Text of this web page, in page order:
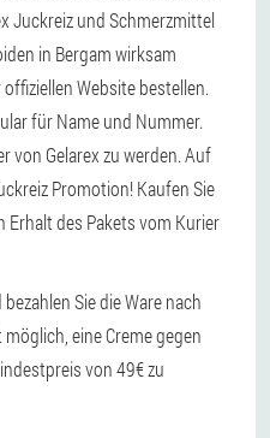
Juckreiz und Schmerzmittel
in Bergam wirksam
Website bestellen.
für Name und Nummer.
von Gelarex zu werden. Auf
Promotion! Kaufen Sie
Erhalt des Pakets vom Kurier
Sie die Ware nach
eine Creme gegen
von 49€ zu